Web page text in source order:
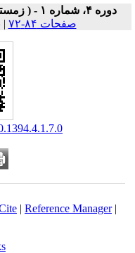
دوره ۴، شماره ۱ - ( زمستان ۱۳۹۴ )
صفحات ۸۴-۷۲
|
|Reference Manager